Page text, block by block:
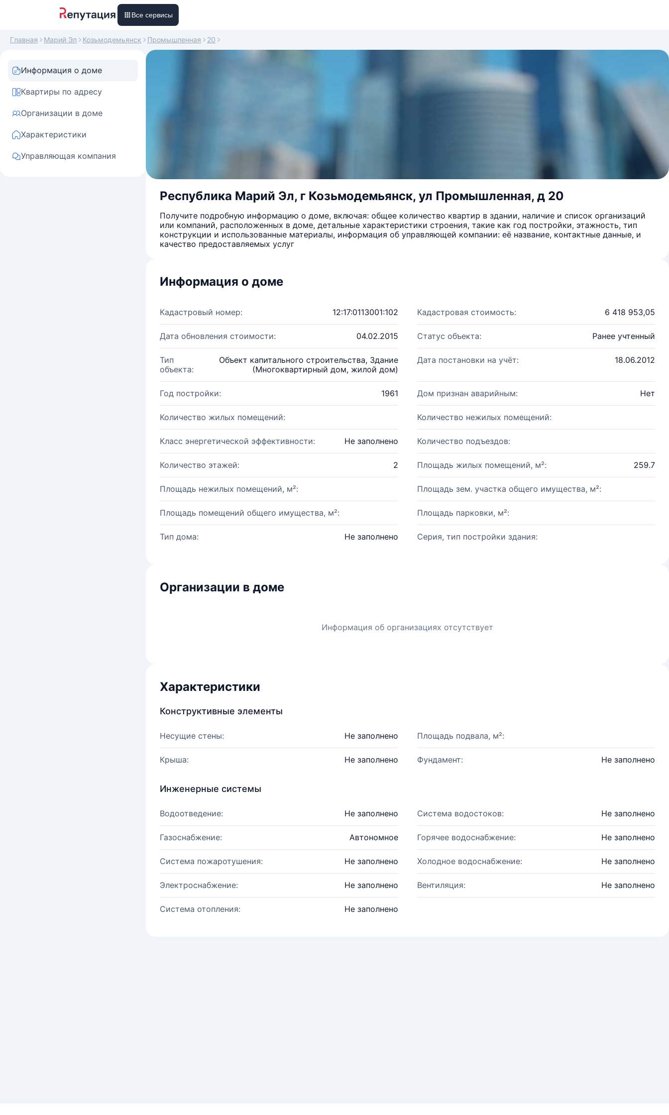
Все сервисы
Главная Марий Эл Козьмодемьянск Промышленная 20
Информация о доме
Квартиры по адресу
Организации в доме
Характеристики
Управляющая компания
Республика Марий Эл, г Козьмодемьянск, ул Промышленная, д 20
Получите подробную информацию о доме, включая: общее количество квартир в здании, наличие и список организаций
или компаний, расположенных в доме, детальные характеристики строения, такие как год постройки, этажность, тип
конструкции и использованные материалы, информация об управляющей компании: её название, контактные данные, и
качество предоставляемых услуг
Информация о доме
Кадастровый номер: 12:17:0113001:102 Кадастровая стоимость: 6 418 953,05
Дата обновления стоимости: 04.02.2015 Статус объекта: Ранее учтенный
Тип
объекта:
Объект капитального строительства, Здание
(Многоквартирный дом, жилой дом)
Дата постановки на учёт: 18.06.2012
Год постройки: 1961 Дом признан аварийным: Нет
Количество жилых помещений: Количество нежилых помещений:
Класс энергетической эффективности: Не заполнено Количество подъездов:
Количество этажей: 2 Площадь жилых помещений, м²: 259.7
Площадь нежилых помещений, м²: Площадь зем. участка общего имущества, м²:
Площадь помещений общего имущества, м²: Площадь парковки, м²:
Тип дома: Не заполнено Серия, тип постройки здания:
Организации в доме
Информация об организациях отсутствует
Характеристики
Конструктивные элементы
Несущие стены: Не заполнено Площадь подвала, м²:
Крыша: Не заполнено Фундамент: Не заполнено
Инженерные системы
Водоотведение: Не заполнено Система водостоков: Не заполнено
Газоснабжение: Автономное Горячее водоснабжение: Не заполнено
Система пожаротушения: Не заполнено Холодное водоснабжение: Не заполнено
Электроснабжение: Не заполнено Вентиляция: Не заполнено
Система отопления: Не заполнено